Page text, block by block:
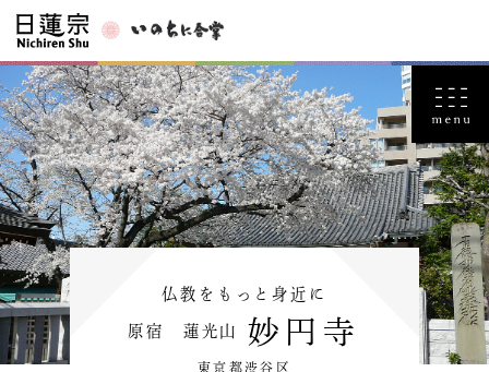
仏教をもっと身近に
原宿 蓮光山 妙円寺
東京都渋谷区